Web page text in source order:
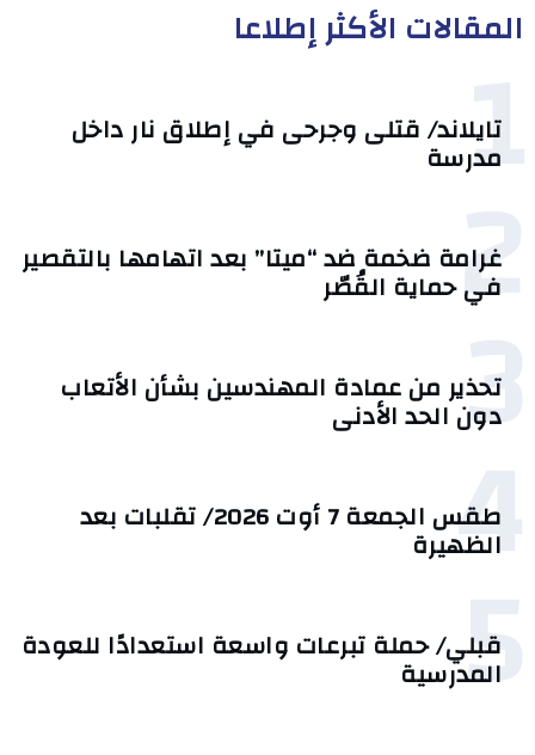
المقالات الأكثر إطلاعا
1
تايلاند/ قتلى وجرحى في إطلاق نار داخل
مدرسة
2
غرامة ضخمة ضد “ميتا” بعد اتهامها بالتقصير
في حماية القُصّر
3
تحذير من عمادة المهندسين بشأن الأتعاب
دون الحد الأدنى
4 طقس الجمعة 7 أوت 2026/ تقلبات بعد
الظهيرة
5
قبلي/ حملة تبرعات واسعة استعدادًا للعودة
المدرسية